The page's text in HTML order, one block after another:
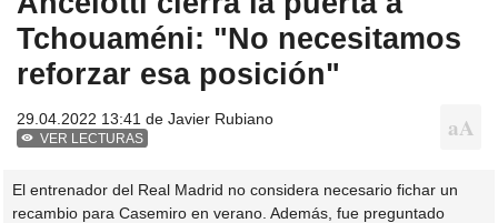
Tchouaméni: "No necesitamos
reforzar esa posición"
29.04.2022 13:41 de Javier Rubiano
VER LECTURAS
El entrenador del Real Madrid no considera necesario fichar un
recambio para Casemiro en verano. Además, fue preguntado